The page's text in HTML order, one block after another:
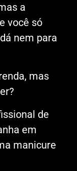
a
você só
nem para
mas
de
em
manicure